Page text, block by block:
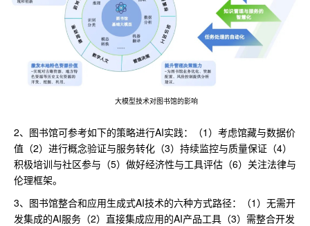
大模型技术对图书馆的影响
2、图书馆可参考如下的策略进行AI实践：（1）考虑馆藏与数据价
值（2）进行概念验证与服务转化（3）持续监控与质量保证（4）
积极培训与社区参与（5）做好经济性与工具评估（6）关注法律与
伦理框架。
3、图书馆整合和应用生成式AI技术的六种方式路径：（1）无需开
发集成的AI服务（2）直接集成应用的AI产品工具（3）需整合开发